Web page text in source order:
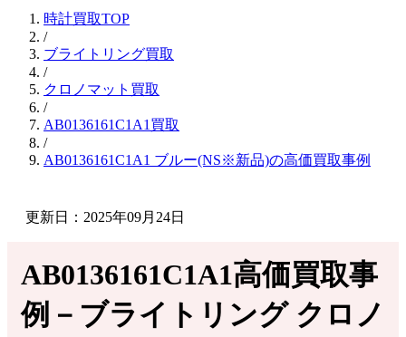
時計買取TOP
/
ブライトリング買取
/
クロノマット買取
/
AB0136161C1A1買取
/
AB0136161C1A1 ブルー(NS※新品)の高価買取事例
更新日：2025年09月24日
AB0136161C1A1高価買取事
例－ブライトリング クロノ